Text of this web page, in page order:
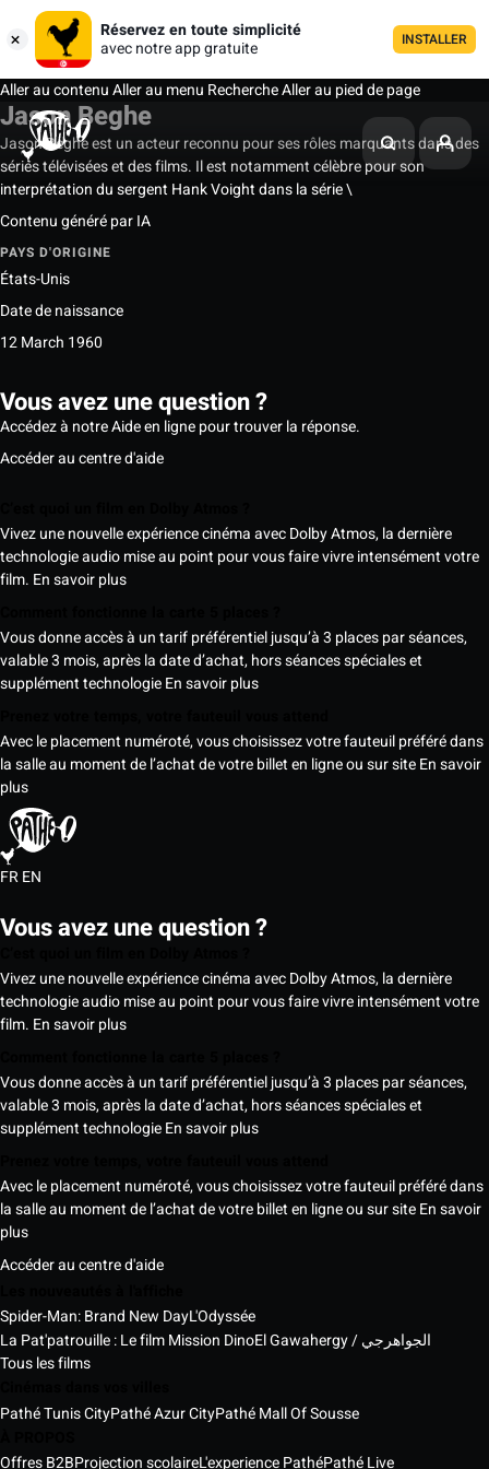
Réservez en toute simplicité
avec notre app gratuite
INSTALLER
Aller au contenuAller au menu RechercheAller au pied de page
Jason Beghe
Jason Beghe est un acteur reconnu pour ses rôles marquants dans des
séries télévisées et des films. Il est notamment célèbre pour son
interprétation du sergent Hank Voight dans la série \
Contenu généré par IA
PAYS D'ORIGINE
États-Unis
Date de naissance
12 March 1960
Vous avez une question ?
Accédez à notre Aide en ligne pour trouver la réponse.
Accéder au centre d'aide
Vivez une nouvelle expérience cinéma avec Dolby Atmos, la dernière
technologie audio mise au point pour vous faire vivre intensément votre
film. En savoir plus
Vous donne accès à un tarif préférentiel jusqu’à 3 places par séances,
valable 3 mois, après la date d’achat, hors séances spéciales et
supplément technologieEn savoir plus
Avec le placement numéroté, vous choisissez votre fauteuil préféré dans
la salle au moment de l’achat de votre billet en ligne ou sur siteEn savoir
plus
FREN
Vous avez une question ?
Vivez une nouvelle expérience cinéma avec Dolby Atmos, la dernière
technologie audio mise au point pour vous faire vivre intensément votre
film. En savoir plus
Vous donne accès à un tarif préférentiel jusqu’à 3 places par séances,
valable 3 mois, après la date d’achat, hors séances spéciales et
supplément technologieEn savoir plus
Avec le placement numéroté, vous choisissez votre fauteuil préféré dans
la salle au moment de l’achat de votre billet en ligne ou sur siteEn savoir
plus
Accéder au centre d'aide
Spider-Man: Brand New DayL'Odyssée
La Pat'patrouille : Le film Mission Dino
El Gawahergy / الجواهرجي
Tous les films
Pathé Tunis CityPathé Azur CityPathé Mall Of Sousse
Offres B2BProjection scolaireL'experience PathéPathé Live